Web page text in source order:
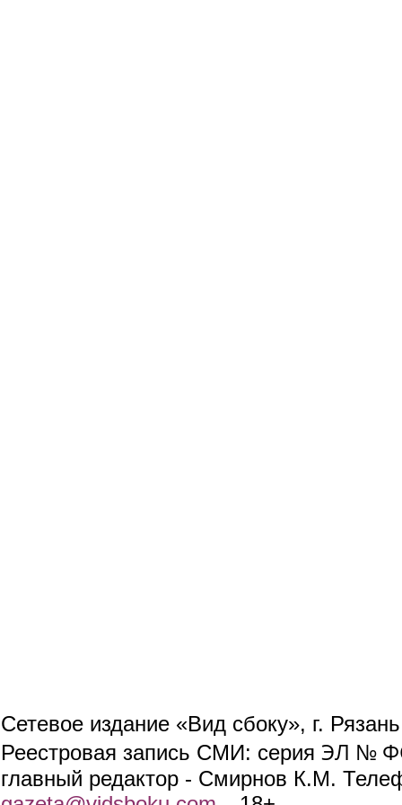
Сетевое издание «Вид сбоку», г.
Реестровая запись СМИ: серия ЭЛ №
главный редактор - Смирнов К.М.
(link sends e-mail)